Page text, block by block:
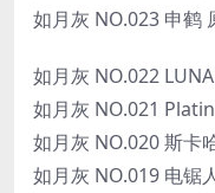
如月灰 NO.023 申鹤
如月灰 NO.022
如月灰 NO.021
如月灰 NO.020 斯卡
如月灰 NO.019 电锯